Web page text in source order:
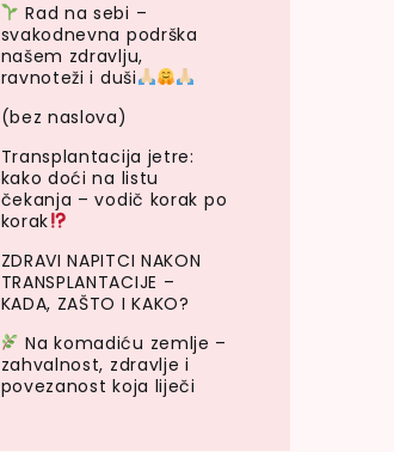
Rad na sebi –
svakodnevna podrška
našem zdravlju,
ravnoteži i duši
(bez naslova)
Transplantacija jetre:
kako doći na listu
čekanja – vodič korak po
korak
ZDRAVI NAPITCI NAKON
TRANSPLANTACIJE –
KADA, ZAŠTO I KAKO?
Na komadiću zemlje –
zahvalnost, zdravlje i
povezanost koja liječi